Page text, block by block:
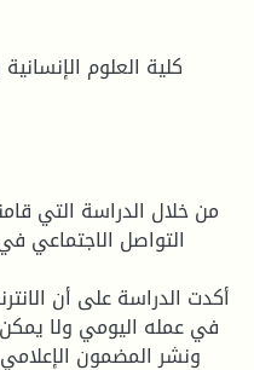
كلية العلوم
من خلال الدراسة التي
التواصل الاجتماعي
في عمله اليومي ولا
ونشر المضمون